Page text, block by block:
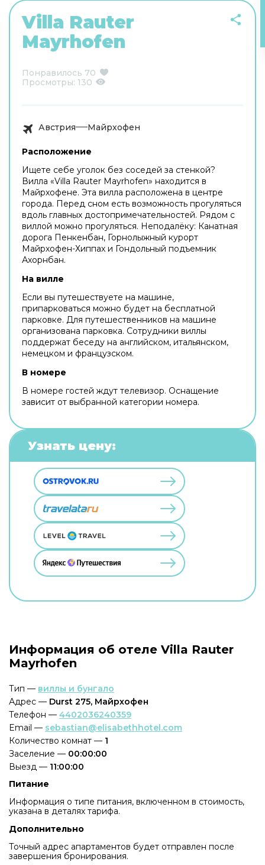
Villa Rauter
Mayrhofen
Понравилось 70
Просмотры: 130
Австрия Майрхофен
Расположение
Ищете себе уголок без соседей за стенкой?
Вилла «Villa Rauter Mayrhofen» находится в
Майрхофене. Эта вилла расположена в центре
города. Перед сном есть возможность прогуляться
вдоль главных достопримечательностей. Рядом с
виллой можно прогуляться. Неподалёку: Канатная
дорога Пенкенбан, Горнолыжный курорт
Майрхофен-Хиппах и Гондольный подъемник
Ахорнбан.
На вилле
Если вы путешествуете на машине,
припарковаться можно будет на бесплатной
парковке. Для путешественников на машине
организована парковка. Сотрудники виллы
поддержат беседу на английском, итальянском,
немецком и французском.
В номере
В номере гостей ждут телевизор. Оснащение
зависит от выбранной категории номера.
Узнать цену:
Информация об отеле Villa Rauter
Mayrhofen
Тип — виллы и бунгало
Адрес — Durst 275, Майрхофен
Телефон — 4402036240359
Email — sebastian@elisabethhotel.com
Количество комнат — 1
Заселение — 00:00:00
Выезд — 11:00:00
Питание
Информация о типе питания, включенном в стоимость,
указана в деталях тарифа.
Дополнительно
Точный адрес апартаментов будет отправлен после
завершения бронирования.